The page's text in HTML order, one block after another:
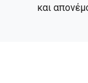
και